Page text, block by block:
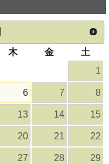
木 金
土
1
6 7 8
13 14 15
20 21 22
27 28 29